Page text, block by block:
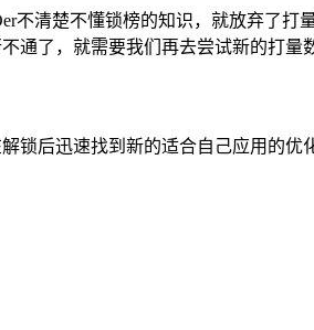
清楚不懂锁榜的知识，就放弃了打
通了，就需要我们再去尝试新的打量
锁后迅速找到新的适合自己应用的优